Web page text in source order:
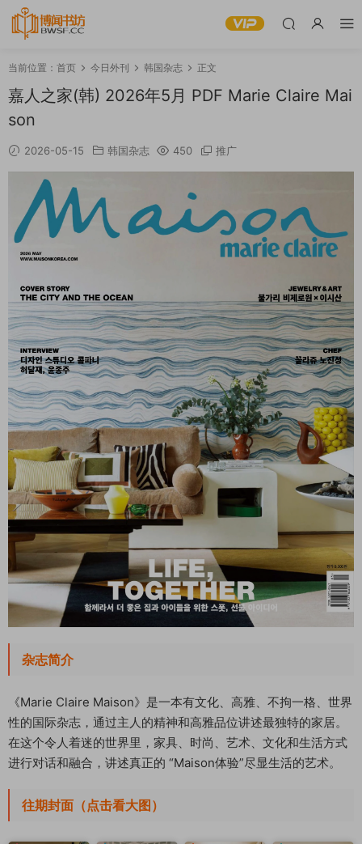
当前位置： 首页 今日外刊 韩国杂志 正文
嘉人之家(韩) 2026年5月 PDF Marie Claire Mai
son
2026-05-15 韩国杂志 450 推广
杂志简介
《Marie Claire Maison》是一本有文化、高雅、不拘一格、世界
性的国际杂志，通过主人的精神和高雅品位讲述最独特的家居。
在这个令人着迷的世界里，家具、时尚、艺术、文化和生活方式
进行对话和融合，讲述真正的 “Maison体验”尽显生活的艺术。
往期封面（点击看大图）